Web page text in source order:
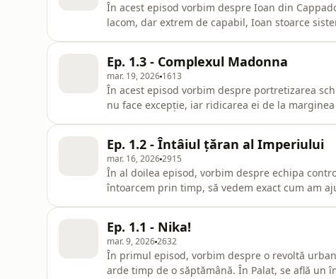
În acest episod vorbim despre Ioan din
lacom, dar extrem de capabil, Ioan stoarce
Ep. 1.3 - Complexul Madonna
mar. 19, 2026 1613
În acest episod vorbim despre portretizarea
nu face excepție, iar ridicarea ei de la
prezintă ca femeie de moravuri ușoare, în
Ep. 1.2 - Întâiul țăran al Imperiului
mar. 16, 20262915
În al doilea episod, vorbim despre echipa
întoarcem prin timp, să vedem exact cum am
țăran). I
Ep. 1.1 - Nika!
mar. 9, 20262632
În primul episod, vorbim despre o revoltă
arde timp de o săptămână. În Palat, se află